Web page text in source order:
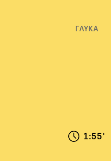
ΓΛΥΚΑ
1:55'